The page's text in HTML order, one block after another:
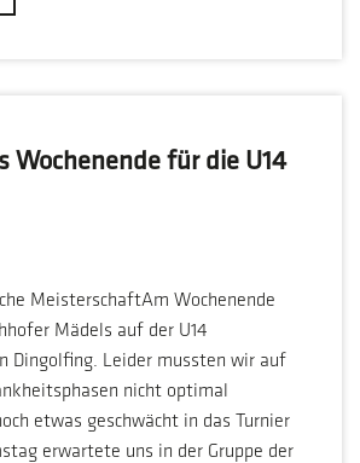
Wochenende für die U14
MeisterschaftAm Wochenende
Mädels auf der U14
Dingolfing. Leider mussten wir auf
nicht optimal
etwas geschwächt in das Turnier
erwartete uns in der Gruppe der